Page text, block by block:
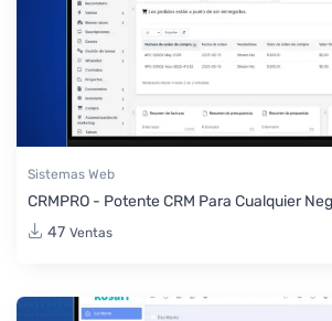
Sistemas Web
CRMPRO - Potente CRM Para Cualquier
47 Ventas